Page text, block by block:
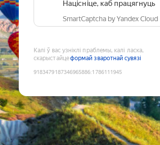
Націсніце, каб працягнуць
SmartCaptcha by Yandex Cloud
Калі ў вас узніклі праблемы, калі ласка,
скарыстайцеформай зваротнай сувязі
9183479187346965886:1786111945